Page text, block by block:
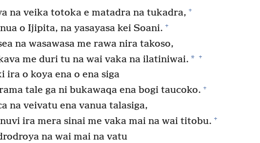
na veika totoka e matadra na tukadra, +
o Ijipita, na yasayasa kei Soani. +
na wasawasa me rawa nira takoso,
me duri tu na wai vaka na ilatiniwai. * +
ira o koya ena o ena siga
tale ga ni bukawaqa ena bogi taucoko. +
na veivatu ena vanua talasiga,
ira mera sinai me vaka mai na wai titobu. +
na wai mai na vatu